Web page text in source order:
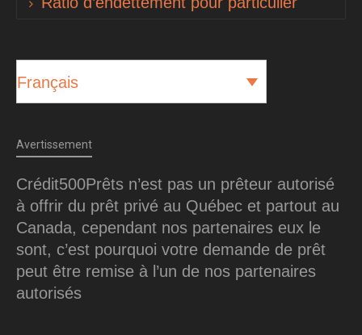
Français
Avertissement
Crédit500Prêts n’est pas un prêteur autorisé
à offrir du prêt privé au Québec et partout au
Canada, cependant nos partenaires eux le
sont, c’est pourquoi votre demande de prêt
peut être remise à l’un de nos partenaires
autorisés